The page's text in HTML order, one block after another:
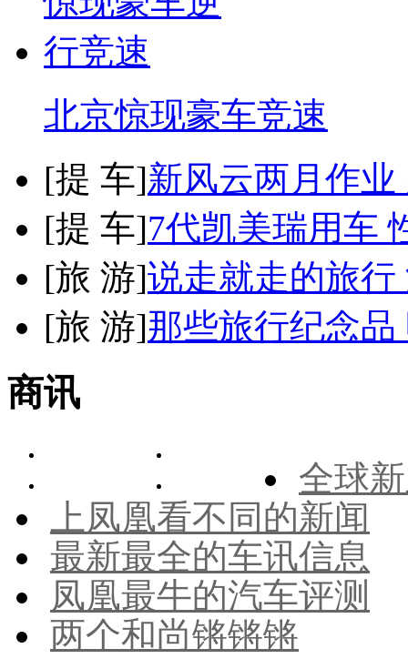
北京惊现豪车竞速
[提 车]新风云两月作
[提 车]7代凯美瑞用车
[旅 游]说走就走的旅
[旅 游]那些旅行纪念
商讯
全球
上凤凰看不同的新闻
最新最全的车讯信息
凤凰最牛的汽车评测
两个和尚锵锵锵